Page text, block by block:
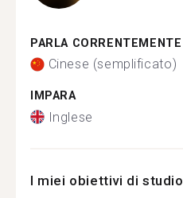
PARLA CORRENTEMENTE
Cinese (semplificato)
IMPARA
Inglese
I miei obiettivi di studio